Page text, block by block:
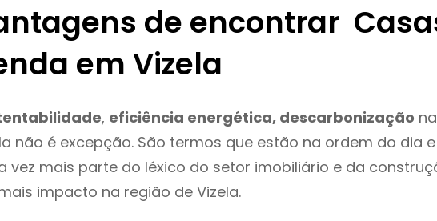
de encontrar
em Vizela
, eficiência energética, descarbonização
não é excepção. São termos que estão na ordem do dia
vez mais parte do léxico do setor imobiliário e da
impacto na região de Vizela.